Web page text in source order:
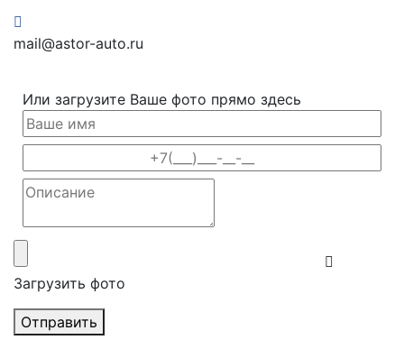
mail@astor-auto.ru
Или загрузите Ваше фото прямо здесь
Загрузить фото
Отправить